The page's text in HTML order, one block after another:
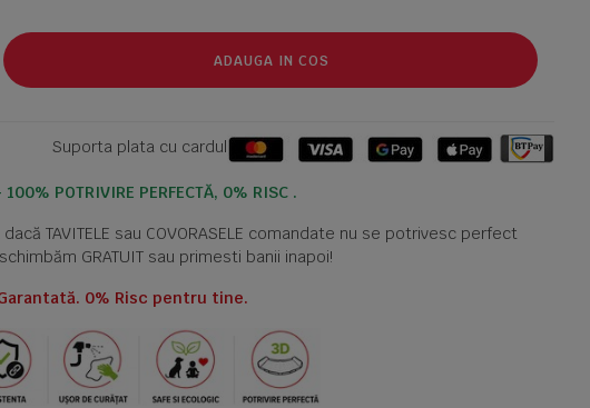
ADAUGA IN COS
Suporta plata cu cardul
100% POTRIVIRE PERFECTĂ, 0% RISC .
TAVITELE sau COVORASELE comandate nu se potrivesc perfect
GRATUIT sau primesti banii inapoi!
0% Risc pentru tine.